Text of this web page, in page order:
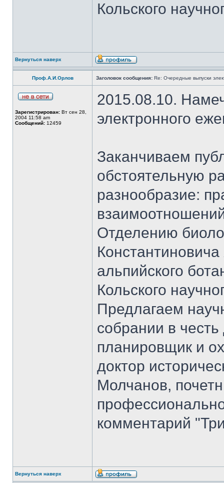
Кольского
Вернуться наверх
Проф.А.И.Орлов Заголовок сообщения: Re: Очередные выпуски
Зарегистрирован: Вт сен 28,
2004 11:58 am
Сообщений: 12459
2015.08.10.
электронного
Заканчиваем
обстоятельную
разнообразие:
Отделению
альпийского
Кольского
Предлагаем
собрании в
планировщик и
доктор
Молчанов,
комментарий
Вернуться наверх